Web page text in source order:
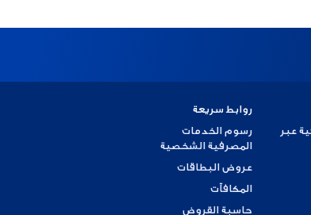
عبر
روابط سريعة
رسوم الخدمات
المصرفية الشخصية
عروض البطاقات
المكافآت
حاسبة القروض